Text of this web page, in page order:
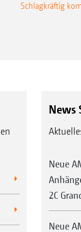
Schlagkräftig
News
Neue
2C
Neue